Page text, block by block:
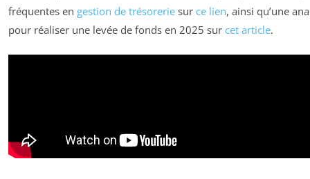
fréquentes en gestion de trésorerie sur ce lien, ainsi qu’une
pour réaliser une levée de fonds en 2025 sur cet article.